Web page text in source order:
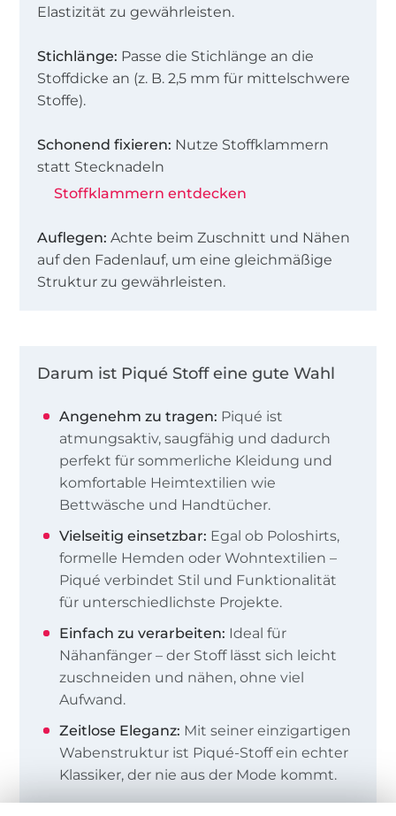
Elastizität zu gewährleisten.
Stichlänge: Passe die Stichlänge an die
Stoffdicke an (z. B. 2,5 mm für mittelschwere
Stoffe).
Schonend fixieren: Nutze Stoffklammern
statt Stecknadeln
Stoffklammern entdecken
Auflegen: Achte beim Zuschnitt und Nähen
auf den Fadenlauf, um eine gleichmäßige
Struktur zu gewährleisten.
Darum ist Piqué Stoff eine gute Wahl
Angenehm zu tragen: Piqué ist
atmungsaktiv, saugfähig und dadurch
perfekt für sommerliche Kleidung und
komfortable Heimtextilien wie
Bettwäsche und Handtücher.
Vielseitig einsetzbar: Egal ob Poloshirts,
formelle Hemden oder Wohntextilien –
Piqué verbindet Stil und Funktionalität
für unterschiedlichste Projekte.
Einfach zu verarbeiten: Ideal für
Nähanfänger – der Stoff lässt sich leicht
zuschneiden und nähen, ohne viel
Aufwand.
Zeitlose Eleganz: Mit seiner einzigartigen
Wabenstruktur ist Piqué-Stoff ein echter
Klassiker, der nie aus der Mode kommt.